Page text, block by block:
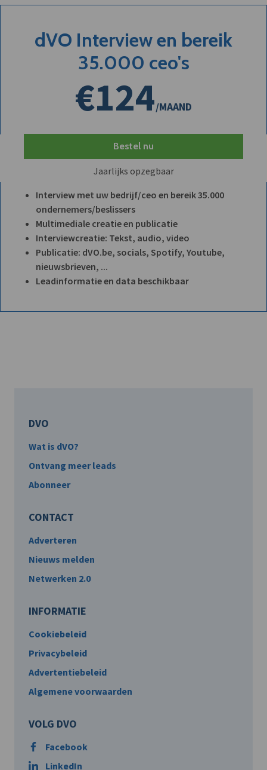
dVO Interview en bereik
35.000 ceo's
€124/MAAND
Bestel nu
Jaarlijks opzegbaar
Interview met uw bedrijf/ceo en bereik 35.000
ondernemers/beslissers
Multimediale creatie en publicatie
Interviewcreatie: Tekst, audio, video
Publicatie: dVO.be, socials, Spotify, Youtube,
nieuwsbrieven, ...
Leadinformatie en data beschikbaar
DVO
Wat is dVO?
Ontvang meer leads
Abonneer
CONTACT
Adverteren
Nieuws melden
Netwerken 2.0
INFORMATIE
Cookiebeleid
Privacybeleid
Advertentiebeleid
Algemene voorwaarden
VOLG DVO
Facebook
LinkedIn